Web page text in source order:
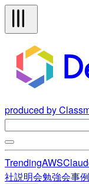
produced by
TrendingAWS
社説明会勉強会事例